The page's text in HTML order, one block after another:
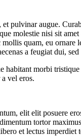
pulvinar augue.
molestie nisi sit
quam, eu
a feugiat dui,
morbi
vel eros.
elit elit posuere
tortor
et lectus